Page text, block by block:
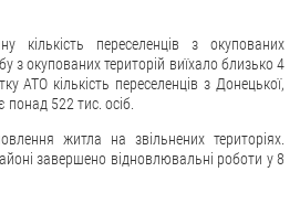
кількість переселенців з окупованих
з окупованих територій виїхало близько 4
АТО кількість переселенців з Донецької,
понад 522 тис. осіб.
житла на звільнених територіях.
завершено відновлювальні роботи у 8